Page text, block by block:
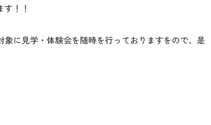
！！
象に見学・体験会を随時を行っておりますをので、是